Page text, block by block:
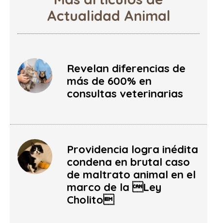
Actualidad Animal
Revelan diferencias de
más de 600% en
consultas veterinarias
Providencia logra inédita
condena en brutal caso
de maltrato animal en el
marco de la Ley
Cholito